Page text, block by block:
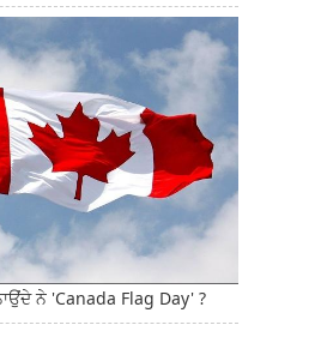
ਨੇ 'Canada Flag Day' ?